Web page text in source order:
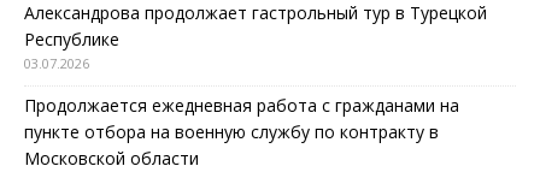
Александрова продолжает гастрольный тур в Турецкой
Республике
03.07.2026
Продолжается ежедневная работа с гражданами на
пункте отбора на военную службу по контракту в
Московской области